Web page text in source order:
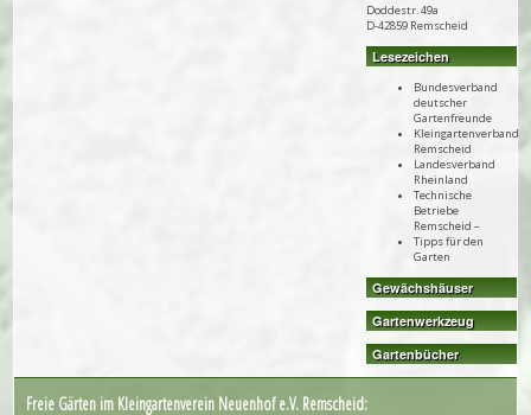
Doddestr. 49a
D-42859 Remscheid
Lesezeichen
Bundesverband
deutscher
Gartenfreunde
Kleingartenverband
Remscheid
Landesverband
Rheinland
Technische
Betriebe
Remscheid –
Tipps für den
Garten
Gewächshäuser
Gartenwerkzeug
Gartenbücher
Freie Gärten im Kleingartenverein Neuenhof e.V. Remscheid: